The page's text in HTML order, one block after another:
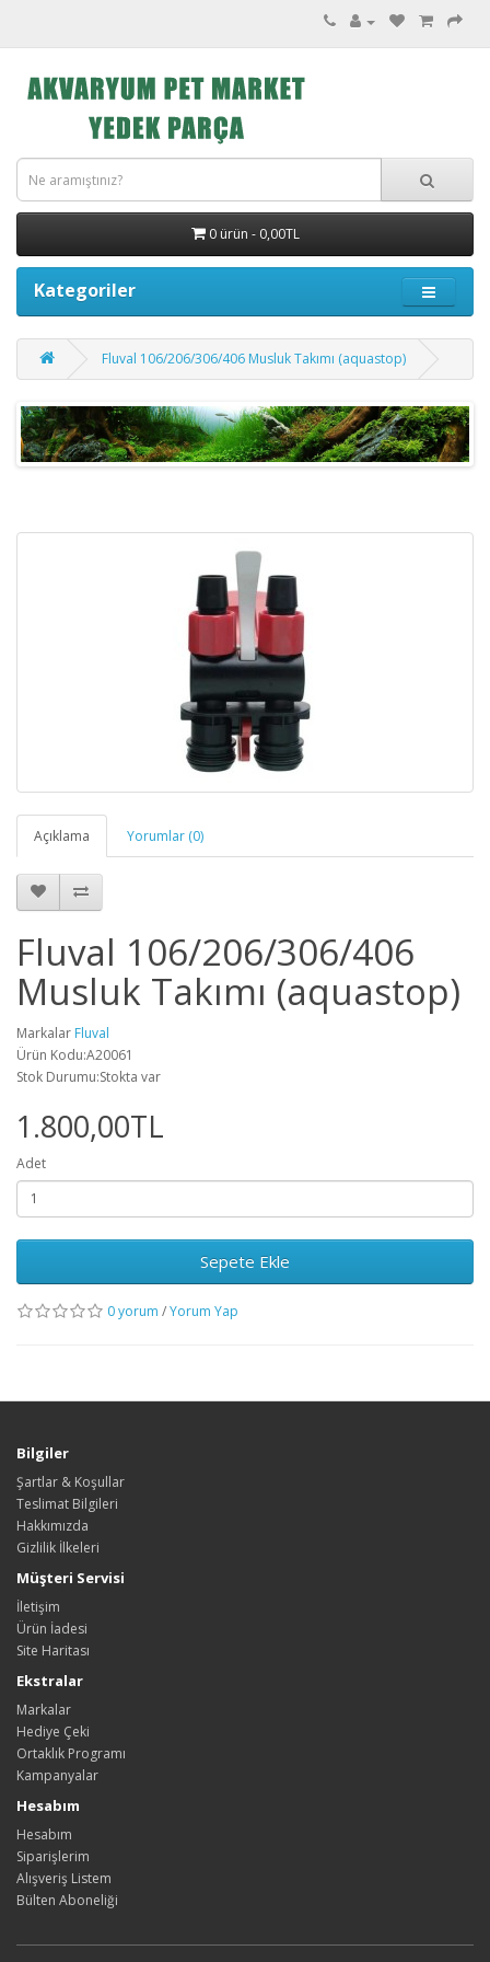
0 ürün - 0,00TL
Kategoriler
Fluval 106/206/306/406 Musluk Takımı (aquastop)
Açıklama Yorumlar (0)
Fluval 106/206/306/406
Musluk Takımı (aquastop)
Markalar Fluval
Ürün Kodu:A20061
Stok Durumu:Stokta var
1.800,00TL
Adet
Sepete Ekle
0 yorum /Yorum Yap
Bilgiler
Şartlar & Koşullar
Teslimat Bilgileri
Hakkımızda
Gizlilik İlkeleri
Müşteri Servisi
İletişim
Ürün İadesi
Site Haritası
Ekstralar
Markalar
Hediye Çeki
Ortaklık Programı
Kampanyalar
Hesabım
Hesabım
Siparişlerim
Alışveriş Listem
Bülten Aboneliği